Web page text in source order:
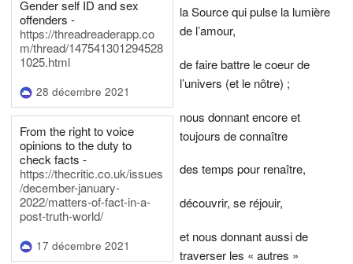
Gender self ID and sex
offenders -
https://threadreaderapp.co
m/thread/147541301294528
1025.html
28 décembre 2021
From the right to voice
opinions to the duty to
check facts -
https://thecritic.co.uk/issues
/december-january-
2022/matters-of-fact-in-a-
post-truth-world/
17 décembre 2021
la Source qui pulse la lumière
de l’amour,
de faire battre le coeur de
l’univers (et le nôtre) ;
nous donnant encore et
toujours de connaître
des temps pour renaître,
découvrir, se réjouir,
et nous donnant aussi de
traverser les « autres »